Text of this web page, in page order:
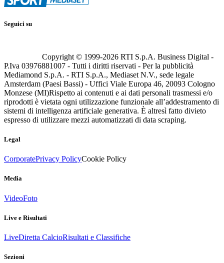
Seguici su
Copyright © 1999-2026 RTI S.p.A. Business Digital -
P.Iva 03976881007 - Tutti i diritti riservati - Per la pubblicità
Mediamond S.p.A. - RTI S.p.A., Mediaset N.V., sede legale
Amsterdam (Paesi Bassi) - Uffici Viale Europa 46, 20093 Cologno
Monzese (MI)Rispetto ai contenuti e ai dati personali trasmessi e/o
riprodotti è vietata ogni utilizzazione funzionale all’addestramento di
sistemi di intelligenza artificiale generativa. È altresì fatto divieto
espresso di utilizzare mezzi automatizzati di data scraping.
Legal
CorporatePrivacy PolicyCookie Policy
Media
VideoFoto
Live e Risultati
LiveDiretta CalcioRisultati e Classifiche
Sezioni